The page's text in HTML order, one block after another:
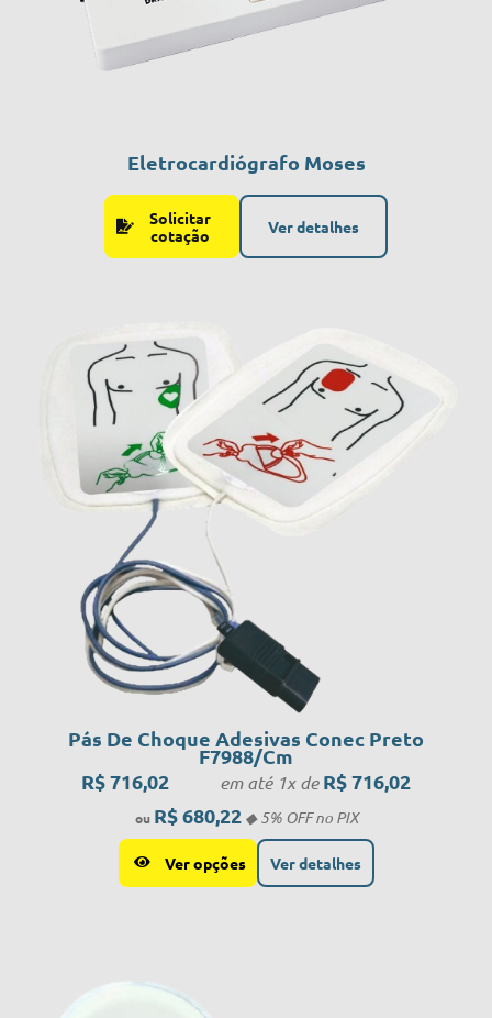
Eletrocardiógrafo Moses
Solicitar
cotação
Ver detalhes
Pás De Choque Adesivas Conec Preto
F7988/Cm
R$716,02 em até 1x deR$716,02
R$680,22
Ver opções Ver detalhes